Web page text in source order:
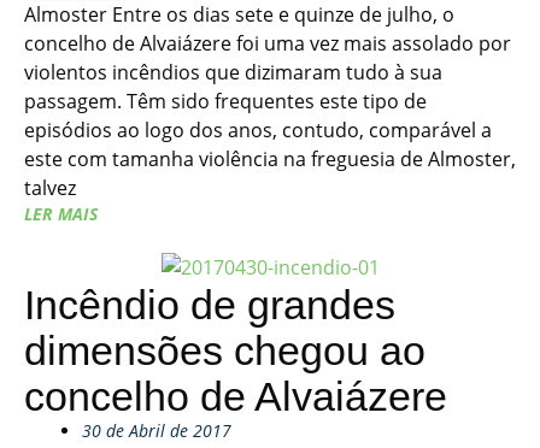
Almoster Entre os dias sete e quinze de julho, o
concelho de Alvaiázere foi uma vez mais assolado por
violentos incêndios que dizimaram tudo à sua
passagem. Têm sido frequentes este tipo de
episódios ao logo dos anos, contudo, comparável a
este com tamanha violência na freguesia de Almoster,
talvez
LER MAIS
Incêndio de grandes
dimensões chegou ao
concelho de Alvaiázere
30 de Abril de 2017